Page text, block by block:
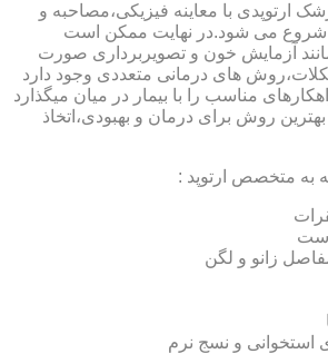
ارتوپدی با معاینه فیزیکی،مصاحبه و
می شود.در نهایت ممکن است
آزمایش خون و تصویربرداری صورت
های درمانی متعددی وجود دارد
مناسب را با بیمار در میان میگذارد
روش برای درمان و بهبودی،اتخاذ
به متخصص ارتوپد :
زانو و لگن
استخوانی و نسج نرم